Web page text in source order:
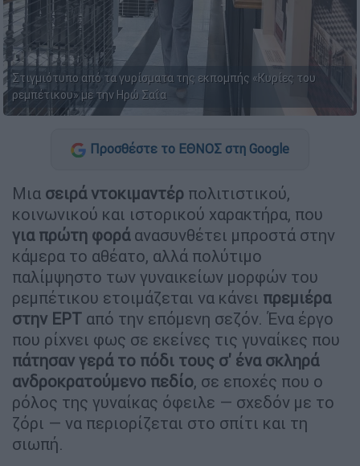
Στιγμιότυπο από τα γυρίσματα της εκπομπής «Κυρίες του
ρεμπέτικου» με την Ηρώ Σαΐα
Προσθέστε το ΕΘΝΟΣ στη Google
Μια σειρά ντοκιμαντέρ πολιτιστικού,
κοινωνικού και ιστορικού χαρακτήρα, που
για πρώτη φοράανασυνθέτει μπροστά στην
κάμερα το αθέατο, αλλά πολύτιμο
παλίμψηστο των γυναικείων μορφών του
ρεμπέτικου ετοιμάζεται να κάνει πρεμιέρα
στην ΕΡΤ από την επόμενη σεζόν. Ένα έργο
που ρίχνει φως σε εκείνες τις γυναίκες που
πάτησαν γερά το πόδι τους σ' ένα σκληρά
ανδροκρατούμενο πεδίο, σε εποχές που ο
ρόλος της γυναίκας όφειλε — σχεδόν με το
ζόρι — να περιορίζεται στο σπίτι και τη
σιωπή.